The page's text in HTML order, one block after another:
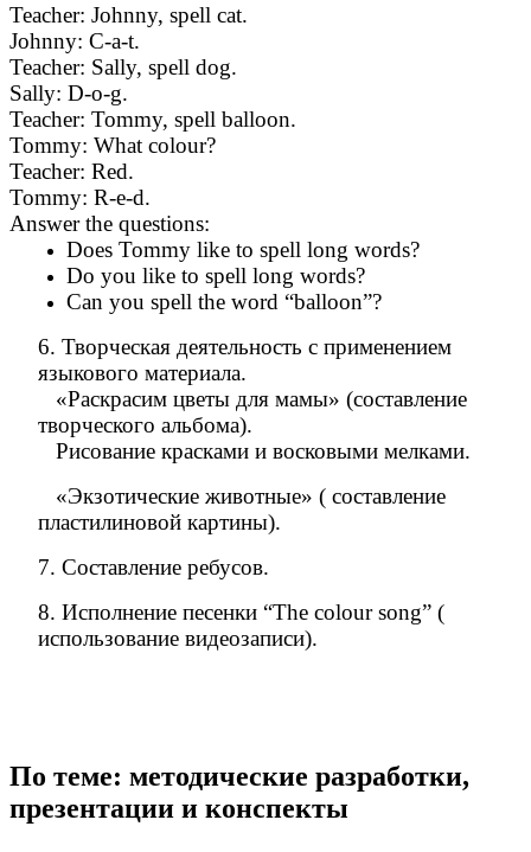
Teacher: Johnny, spell cat.
Johnny: C-a-t.
Teacher: Sally, spell dog.
Sally: D-o-g.
Teacher: Tommy, spell balloon.
Tommy: What colour?
Teacher: Red.
Tommy: R-e-d.
Answer the questions:
Does Tommy like to spell long words?
Do you like to spell long words?
Can you spell the word “balloon”?
6. Творческая деятельность с применением
языкового материала.
«Раскрасим цветы для мамы» (составление
творческого альбома).
Рисование красками и восковыми мелками.
«Экзотические животные» ( составление
пластилиновой картины).
7. Составление ребусов.
8. Исполнение песенки “The colour song” (
использование видеозаписи).
По теме: методические разработки,
презентации и конспекты